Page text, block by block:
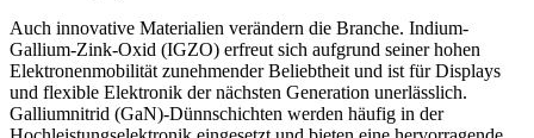
Auch innovative Materialien verändern die Branche. Indium-
Gallium-Zink-Oxid (IGZO) erfreut sich aufgrund seiner hohen
Elektronenmobilität zunehmender Beliebtheit und ist für Displays
und flexible Elektronik der nächsten Generation unerlässlich.
Galliumnitrid (GaN)-Dünnschichten werden häufig in der